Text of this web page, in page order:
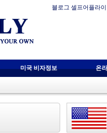
블로그 셀프어플라이
미국 비자정보 온